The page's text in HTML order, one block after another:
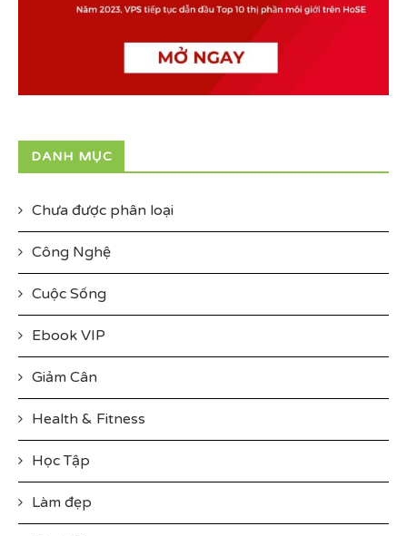
DANH MỤC
Chưa được phân loại
Công Nghệ
Cuộc Sống
Ebook VIP
Giảm Cân
Health & Fitness
Học Tập
Làm đẹp